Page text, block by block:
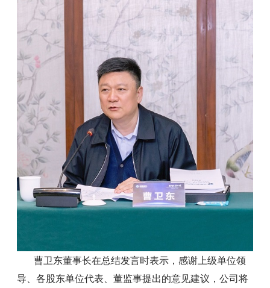
曹卫东董事长在总结发言时表示，感谢上级单位领
导、各股东单位代表、董监事提出的意见建议，公司将